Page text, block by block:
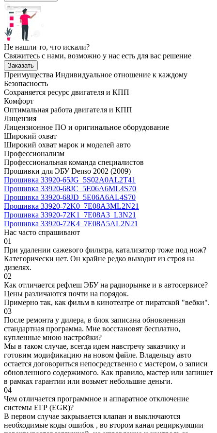
Не нашли то, что искали?
Свяжитесь с нами, возможно у нас есть для вас решение
Заказать
Преимущества Индивидуальное отношение к каждому
Безопасность
Сохраняется ресурс двигателя и КПП
Комфорт
Оптимальная работа двигателя и КПП
Лицензия
Лицензионное ПО и оригинальное оборудование
Широкий охват
Широкий охват марок и моделей авто
Профессионализм
Профессиональная команда специалистов
Прошивки для ЭБУ Denso 2002 (2009)
Прошивка 33920-65JG_5S02A0AL2T41
Прошивка 33920-68JC_5E06A6ML4S70
Прошивка 33920-68JD_5E06A6AL4S70
Прошивка 33920-72K0_7E08A3ML2N21
Прошивка 33920-72K1_7E08A3_L3N21
Прошивка 33920-72K4_7E08A5AL2N21
Нас часто спрашивают
01
При удалении сажевого фильтра, катализатор тоже под нож?
Категорически нет. Он крайне редко выходит из строя на
дизелях.
02
Как отличается рефлеш ЭБУ на радиорынке и в автосервисе?
Цены различаются почти на порядок.
Примерно так, как фильм в кинотеатре от пиратской "вебки".
03
После ремонта у дилера, в блок записана обновленная
стандартная программа. Мне восстановят бесплатно,
купленные мною настройки?
Мы в таком случае, всегда идем навстречу заказчику и
готовим модификацию на новом файле. Владельцу авто
остается договориться непосредственно с мастером, о записи
обновленного содержимого. Как правило, мастер или запишет
в рамках гарантии или возьмет небольшие деньги.
04
Чем отличается программное и аппаратное отключение
системы ЕГР (EGR)?
В первом случае закрывается клапан и выключаются
необходимые коды ошибок , во втором канал рециркуляции